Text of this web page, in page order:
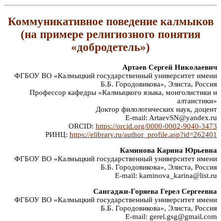
Коммуникативное поведение калмыков
(на примере религиозного понятия
«добродетель»)
Артаев Сергей Николаевич
ФГБОУ ВО «Калмыцкий государственный университет имени
Б.Б. Городовикова», Элиста, Россия
Профессор кафедры «Калмыцкого языка, монголистики и
алтаистики»
Доктор филологических наук, доцент
E-mail: ArtaevSN@yandex.ru
ORCID: https://orcid.org/0000-0002-9040-3473
РИНЦ: https://elibrary.ru/author_profile.asp?id=262401
Каминова Карина Юрьевна
ФГБОУ ВО «Калмыцкий государственный университет имени
Б.Б. Городовикова», Элиста, Россия
E-mail: kaminova_karina@list.ru
Сангаджи-Горяева Герел Сергеевна
ФГБОУ ВО «Калмыцкий государственный университет имени
Б.Б. Городовикова», Элиста, Россия
E-mail: gerel.gsg@gmail.com